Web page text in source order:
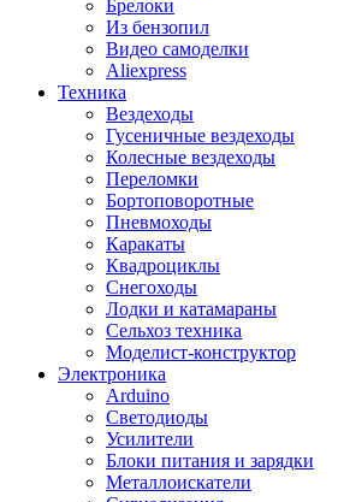
Брелоки
Из бензопил
Видео самоделки
Aliexpress
Техника
Вездеходы
Гусеничные вездеходы
Колесные вездеходы
Переломки
Бортоповоротные
Пневмоходы
Каракаты
Квадроциклы
Снегоходы
Лодки и катамараны
Сельхоз техника
Моделист-конструктор
Электроника
Arduino
Светодиоды
Усилители
Блоки питания и зарядки
Металлоискатели